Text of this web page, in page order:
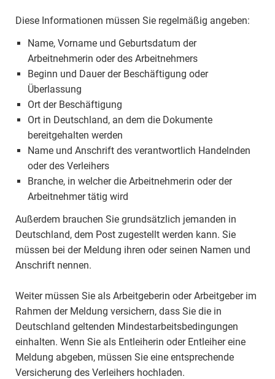
Diese Informationen müssen Sie regelmäßig angeben:
Name, Vorname und Geburtsdatum der
Arbeitnehmerin oder des Arbeitnehmers
Beginn und Dauer der Beschäftigung oder
Überlassung
Ort der Beschäftigung
Ort in Deutschland, an dem die Dokumente
bereitgehalten werden
Name und Anschrift des verantwortlich Handelnden
oder des Verleihers
Branche, in welcher die Arbeitnehmerin oder der
Arbeitnehmer tätig wird
Außerdem brauchen Sie grundsätzlich jemanden in
Deutschland, dem Post zugestellt werden kann. Sie
müssen bei der Meldung ihren oder seinen Namen und
Anschrift nennen.
Weiter müssen Sie als Arbeitgeberin oder Arbeitgeber im
Rahmen der Meldung versichern, dass Sie die in
Deutschland geltenden Mindestarbeitsbedingungen
einhalten. Wenn Sie als Entleiherin oder Entleiher eine
Meldung abgeben, müssen Sie eine entsprechende
Versicherung des Verleihers hochladen.